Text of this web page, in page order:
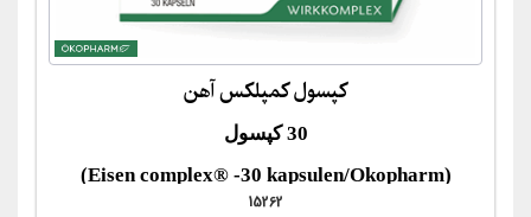
کپسول کمپلکس آهن
30 کپسول
(Eisen complex® -30 kapsulen/Okopharm)
15262